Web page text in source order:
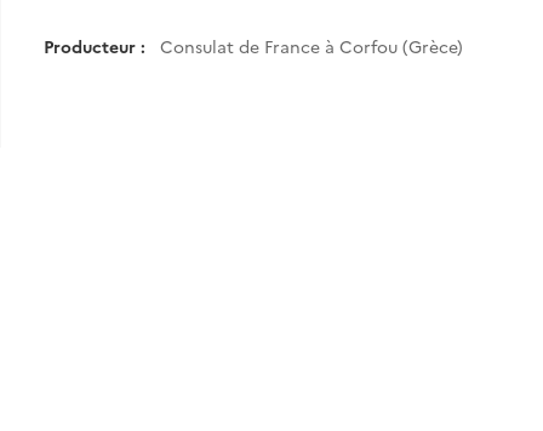
Producteur : Consulat de France à Corfou (Grèce)